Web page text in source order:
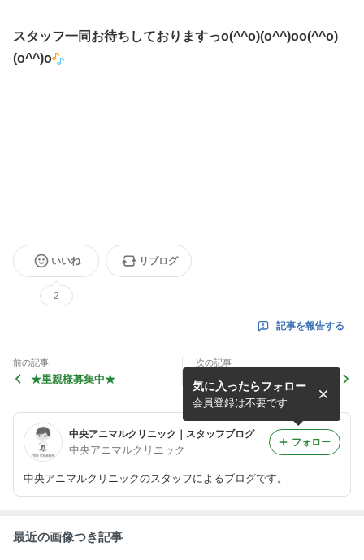
スタッフ一同お待ちしておりますっo(^^o)(o^^)oo(^^o)
(o^^)o
いいね
2
リブログ
記事を報告する
前の記事
★里親様募集中★
次の記事
中央アニマルクリニック｜スタッフブログ
中央アニマルクリニック
中央アニマルクリニックのスタッフによるブログです。
気に入ったらフォロー
会員登録は不要です
フォロー
最近の画像つき記事